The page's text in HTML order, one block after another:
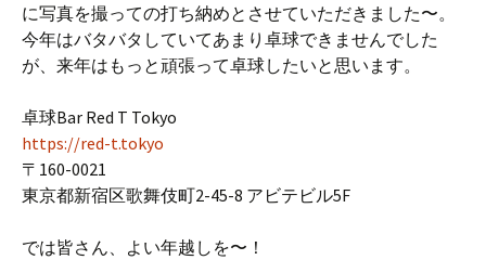
に写真を撮っての打ち納めとさせていただきました〜。
今年はバタバタしていてあまり卓球できませんでした
が、来年はもっと頑張って卓球したいと思います。
卓球Bar Red T Tokyo
https://red-t.tokyo
〒160-0021
東京都新宿区歌舞伎町2-45-8 アビテビル5F
では皆さん、よい年越しを〜！